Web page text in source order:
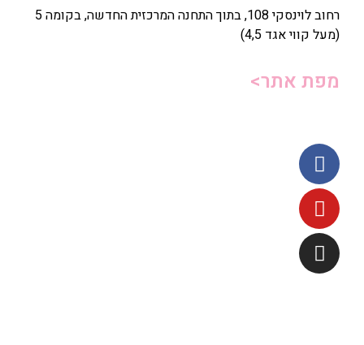
רחוב לוינסקי 108, בתוך התחנה המרכזית החדשה, בקומה 5